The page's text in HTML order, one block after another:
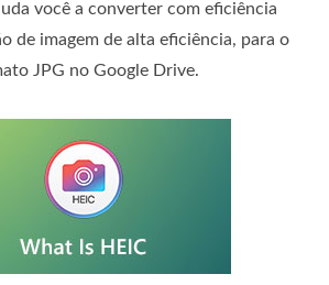
você a converter com eficiência
de imagem de alta eficiência, para o
JPG no Google Drive.